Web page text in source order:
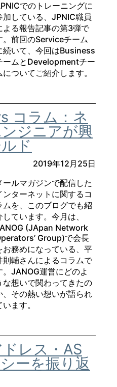
でのトレーニングに
加している、JPNIC職員
よる報告記事の第3弾で
。前回のServiceチーム
続いて、今回はBusiness
ームとDevelopmentチー
についてご紹介します。
コラム：ネ
ジニアが興
ド
2019年12月25日
ールマガジンで配信した
ンターネットに関するコ
ムを、このブログでも紹
しています。今月は、
(JApan Network
Group)で会長
お務めになっている、平
則輔さんによるコラムで
。JANOG運営にどのよ
な想いで関わってきたの
、その熱い想いが語られ
います。
レス・AS
ーを振り返